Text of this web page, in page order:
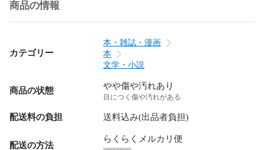
商品の情報
カテゴリー
本・雑誌・漫画
本
文学・小説
商品の状態 やや傷や汚れあり
目につく傷や汚れがある
配送料の負担 送料込み(出品者負担)
配送の方法
らくらくメルカリ便